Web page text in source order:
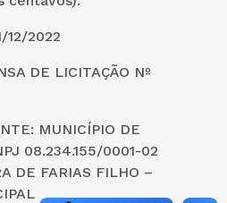
12/2022
DE LICITAÇÃO Nº
MUNICÍPIO DE
08.234.155/0001-02
DE FARIAS FILHO –